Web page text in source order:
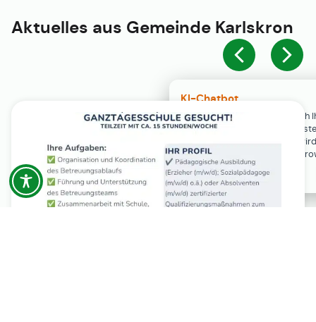
KI-Chatbot
Der KI-Chatbot steht erst nach
Einwilligung in den Cookie-
Verfügung. Der Chat-Verlauf
ausschließlich lokal in Ihrem
gespeichert.
Aktuelles aus Gemeinde Karlskron